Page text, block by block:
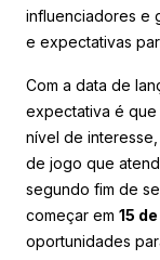
influenciadores e
e expectativas
Com a data de
expectativa é que
nível de
de jogo que
segundo fim de
começar em 15
oportunidades